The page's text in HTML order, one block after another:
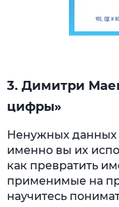
3. Димитри
цифры»
Ненужных данных
именно вы их
как превратить
применимые на
научитесь